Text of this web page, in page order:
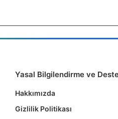
Yasal Bilgilendirme ve
Hakkımızda
Gizlilik Politikası